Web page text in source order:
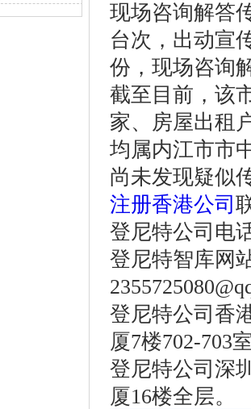
现场咨询解答
台次，出动宣
份，现场咨询
截至目前，该
家、房屋出租
均属内江市市
尚未发现疑似
注册香港公司
登尼特公司电
登尼特智库网
登尼特公司香
厦7楼702-703
登尼特公司深
厦16楼全层。